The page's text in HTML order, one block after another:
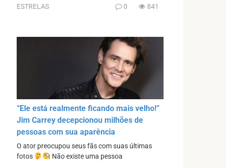
ESTRELAS 0 841
“Ele está realmente ficando mais velho!”
Jim Carrey decepcionou milhões de
pessoas com sua aparência
O ator preocupou seus fãs com suas últimas
fotos
Não existe uma pessoa